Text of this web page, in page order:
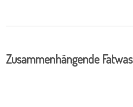
Zusammenhängende Fatwas